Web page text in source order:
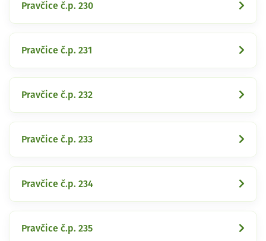
Pravčice č.p. 230
Pravčice č.p. 231
Pravčice č.p. 232
Pravčice č.p. 233
Pravčice č.p. 234
Pravčice č.p. 235